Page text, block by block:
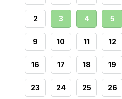
2 3 4 5
9 10 11 12
16 17 18 19
23 24 25 26